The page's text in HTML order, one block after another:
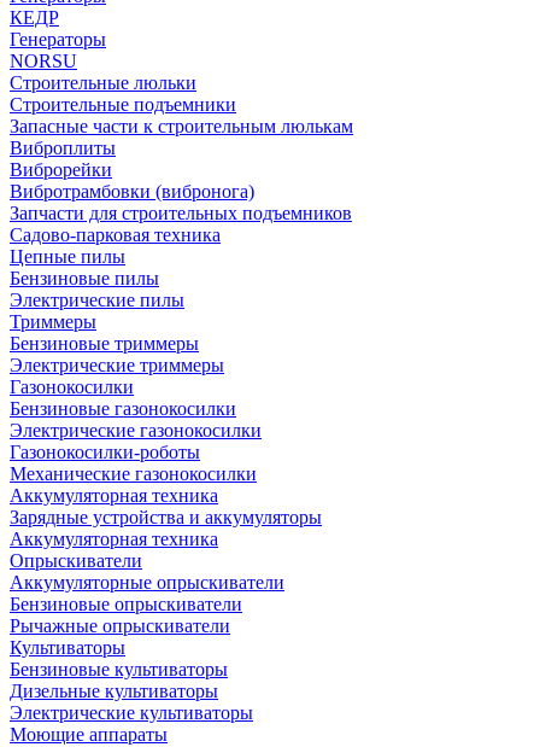
КЕДР
Генераторы
NORSU
Строительные люльки
Строительные подъемники
Запасные части к строительным люлькам
Виброплиты
Виброрейки
Вибротрамбовки (вибронога)
Запчасти для строительных подъемников
Садово-парковая техника
Цепные пилы
Бензиновые пилы
Электрические пилы
Триммеры
Бензиновые триммеры
Электрические триммеры
Газонокосилки
Бензиновые газонокосилки
Электрические газонокосилки
Газонокосилки-роботы
Механические газонокосилки
Аккумуляторная техника
Зарядные устройства и аккумуляторы
Аккумуляторная техника
Опрыскиватели
Аккумуляторные опрыскиватели
Бензиновые опрыскиватели
Рычажные опрыскиватели
Культиваторы
Бензиновые культиваторы
Дизельные культиваторы
Электрические культиваторы
Моющие аппараты